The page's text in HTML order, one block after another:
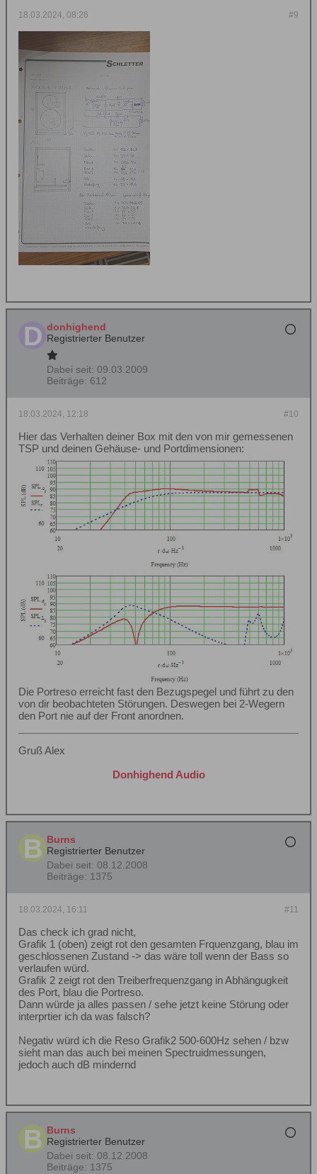
#9
18.03.2024, 08:26
donhighend
Registrierter Benutzer
Dabei seit: 09.03.2009
Beiträge: 612
#10
18.03.2024, 12:18
Hier das Verhalten deiner Box mit den von mir gemessenen
TSP und deinen Gehäuse- und Portdimensionen:
Die Portreso erreicht fast den Bezugspegel und führt zu den
von dir beobachteten Störungen. Deswegen bei 2-Wegern
den Port nie auf der Front anordnen.
Gruß Alex
Donhighend Audio
Burns
Registrierter Benutzer
Dabei seit: 08.12.2008
Beiträge: 1375
#11
18.03.2024, 16:11
Das check ich grad nicht,
Grafik 1 (oben) zeigt rot den gesamten Frquenzgang, blau im
geschlossenen Zustand -> das wäre toll wenn der Bass so
verlaufen würd.
Grafik 2 zeigt rot den Treiberfrequenzgang in Abhängugkeit
des Port, blau die Portreso.
Dann würde ja alles passen / sehe jetzt keine Störung oder
interprtier ich da was falsch?
Negativ würd ich die Reso Grafik2 500-600Hz sehen / bzw
sieht man das auch bei meinen Spectruidmessungen,
jedoch auch dB mindernd
Burns
Registrierter Benutzer
Dabei seit: 08.12.2008
Beiträge: 1375